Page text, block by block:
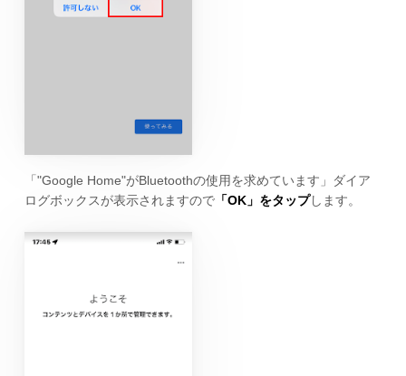
「"Google Home"がBluetoothの使用を求めています」ダイア
ログボックスが表示されますので「OK」をタップします。